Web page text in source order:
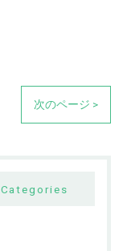
次のページ >
Categories